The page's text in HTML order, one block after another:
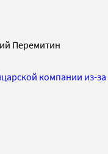
Перемитин
компании из-за